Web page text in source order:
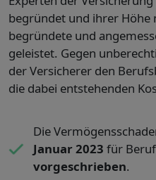
begründet und ihrer Höhe
begründete und
geleistet. Gegen
der Versicherer den
die dabei entstehenden
Die
Januar 2023 für
vorgeschrieben.